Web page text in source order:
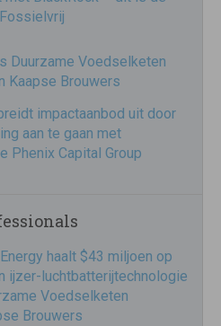
Duurzame Voedselketen
Kaapse Brouwers
impactaanbod uit door
aan te gaan met
Phenix Capital Group
haalt $43 miljoen op
ijzer-luchtbatterijtechnologie
Voedselketen
Brouwers